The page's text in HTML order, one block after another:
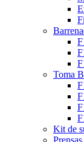
Toma
Kit de
Prensas